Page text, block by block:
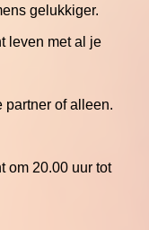
gelukkiger.
leven met al je
partner of alleen.
om 20.00 uur tot